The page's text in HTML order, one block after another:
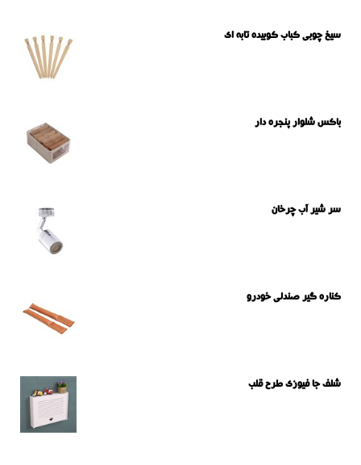
سیخ چوبی کباب کوبیده تابه ای
باکس شلوار پنجره دار
سر شیر آب چرخان
کناره گیر صندلی خودرو
شلف جا فیوزی طرح قلب